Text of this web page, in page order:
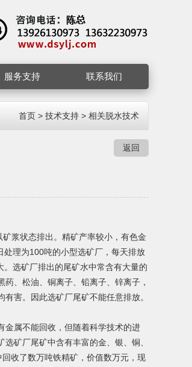
服务支持 联系我们
首页 > 技术支持 > 相关脱水技术
返回
浆状态排出。精矿产率较小，有色金
处理为100吨的小型选矿厂，每天排放
选矿厂排出的尾矿水中常含有大量的
、松油、铜离子、铅离子、锌离子，
害。因此选矿厂尾矿不能任意排放。
金属不能回收，但随着科学技术的进
矿厂尾矿中含有丰富的金、银、铜、
收了数万吨铁精矿，价值数万元，现